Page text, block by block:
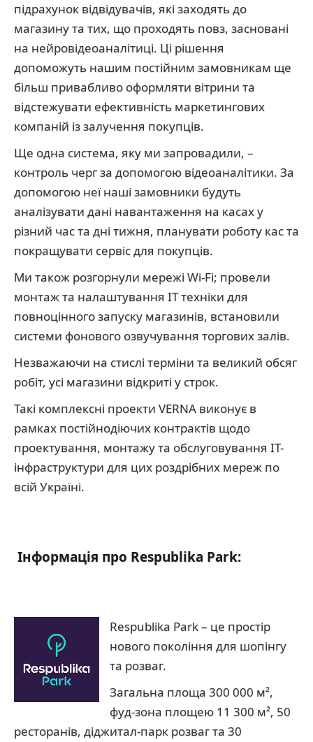
підрахунок відвідувачів, які заходять до
магазину та тих, що проходять повз, засновані
на нейровідеоаналітиці. Ці рішення
допоможуть нашим постійним замовникам ще
більш привабливо оформляти вітрини та
відстежувати ефективність маркетингових
компаній із залучення покупців.
Ще одна система, яку ми запровадили, –
контроль черг за допомогою відеоаналітики. За
допомогою неї наші замовники будуть
аналізувати дані навантаження на касах у
різний час та дні тижня, планувати роботу кас та
покращувати сервіс для покупців.
Ми також розгорнули мережі Wi-Fi; провели
монтаж та налаштування IT техніки для
повноцінного запуску магазинів, встановили
системи фонового озвучування торгових залів.
Незважаючи на стислі терміни та великий обсяг
робіт, усі магазини відкриті у строк.
Такі комплексні проекти VERNA виконує в
рамках постійнодіючих контрактів щодо
проектування, монтажу та обслуговування ІТ-
інфраструктури для цих роздрібних мереж по
всій Україні.
Інформація про Respublika Park:
Respublika Park – це простір
нового покоління для шопінгу
та розваг.
Загальна площа 300 000 м²,
фуд-зона площею 11 300 м², 50
ресторанів, діджитал-парк розваг та 30